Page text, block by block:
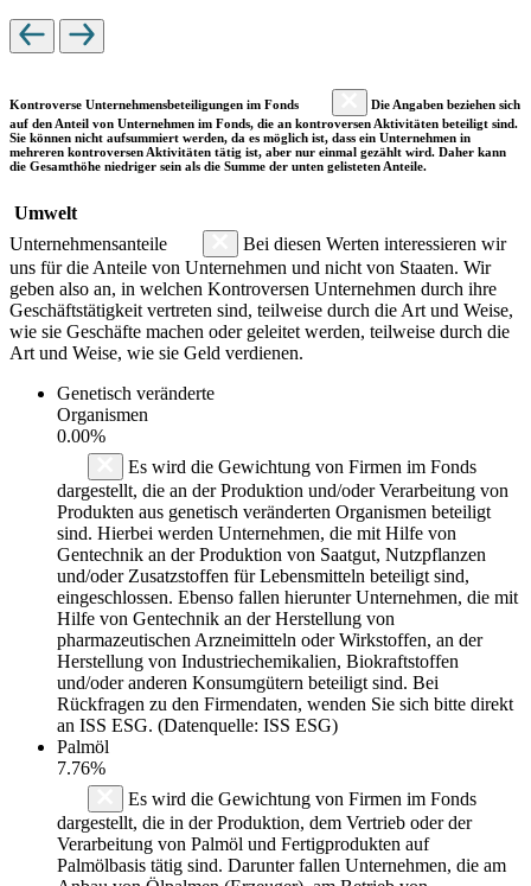
Kontroverse Unternehmensbeteiligungen im Fonds
Die Angaben beziehen sich
auf den Anteil von Unternehmen im Fonds, die an kontroversen Aktivitäten beteiligt sind.
Sie können nicht aufsummiert werden, da es möglich ist, dass ein Unternehmen in
mehreren kontroversen Aktivitäten tätig ist, aber nur einmal gezählt wird. Daher kann
die Gesamthöhe niedriger sein als die Summe der unten gelisteten Anteile.
Umwelt
Unternehmensanteile
Bei diesen Werten interessieren wir
uns für die Anteile von Unternehmen und nicht von Staaten. Wir
geben also an, in welchen Kontroversen Unternehmen durch ihre
Geschäftstätigkeit vertreten sind, teilweise durch die Art und Weise,
wie sie Geschäfte machen oder geleitet werden, teilweise durch die
Art und Weise, wie sie Geld verdienen.
Genetisch veränderte
Organismen
0.00%
Es wird die Gewichtung von Firmen im Fonds
dargestellt, die an der Produktion und/oder Verarbeitung von
Produkten aus genetisch veränderten Organismen beteiligt
sind. Hierbei werden Unternehmen, die mit Hilfe von
Gentechnik an der Produktion von Saatgut, Nutzpflanzen
und/oder Zusatzstoffen für Lebensmitteln beteiligt sind,
eingeschlossen. Ebenso fallen hierunter Unternehmen, die mit
Hilfe von Gentechnik an der Herstellung von
pharmazeutischen Arzneimitteln oder Wirkstoffen, an der
Herstellung von Industriechemikalien, Biokraftstoffen
und/oder anderen Konsumgütern beteiligt sind. Bei
Rückfragen zu den Firmendaten, wenden Sie sich bitte direkt
an ISS ESG. (Datenquelle: ISS ESG)
Palmöl
7.76%
Es wird die Gewichtung von Firmen im Fonds
dargestellt, die in der Produktion, dem Vertrieb oder der
Verarbeitung von Palmöl und Fertigprodukten auf
Palmölbasis tätig sind. Darunter fallen Unternehmen, die am